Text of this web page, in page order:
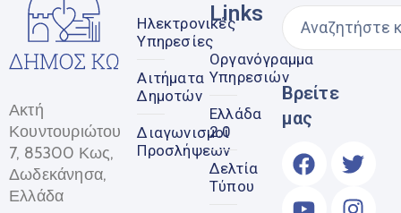
Ακτή
Κουντουριώτου
7, 85300 Κως,
Δωδεκάνησα,
Ελλάδα
Ηλεκτρονικές
Υπηρεσίες
Αιτήματα
Δημοτών
Διαγωνισμοί
Προσλήψεων
Links
Οργανόγραμμα
Υπηρεσιών
Ελλάδα
2.0
Δελτία
Τύπου
Βρείτε
μας